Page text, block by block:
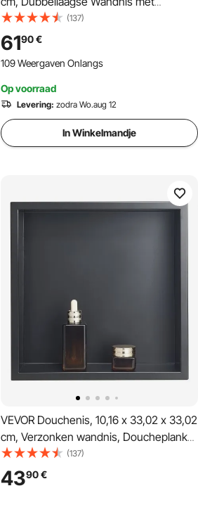
Uitholling, RVS Shampoo Opberger,
Doucheplank, Zilver voor Badkamer
(137)
6190€
109 Weergaven Onlangs
Op voorraad
Levering: zodra Wo.aug 12
In Winkelmandje
VEVOR Douchenis, 10,16 x 33,02 x 33,02
cm, Verzonken wandnis, Doucheplank
van roestvrij staal, Opberger voor zeep
en shampoo, Duurzaam en eenvoudig
te installeren, Zwart voor badkamer
(137)
4390€